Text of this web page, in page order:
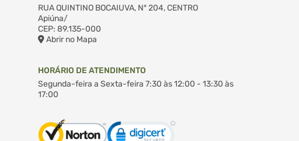
RUA QUINTINO BOCAIUVA, Nº 204, CENTRO
Apiúna/
CEP: 89.135-000
Abrir no Mapa
HORÁRIO DE ATENDIMENTO
Segunda-feira a Sexta-feira 7:30 às 12:00 - 13:30 às
17:00